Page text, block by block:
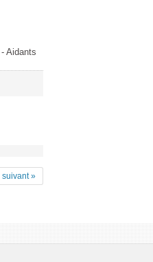
Aidants
suivant »